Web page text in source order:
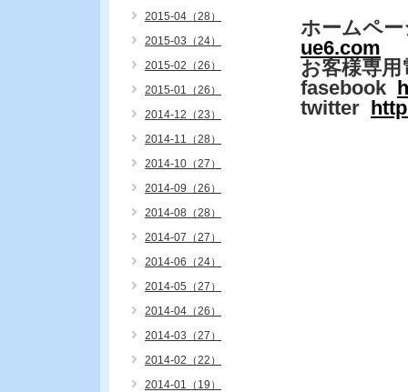
ホームペ
ue6.com
お客様専用
fasebook
twitter
2015-04（28）
2015-03（24）
2015-02（26）
2015-01（26）
2014-12（23）
2014-11（28）
2014-10（27）
2014-09（26）
2014-08（28）
2014-07（27）
2014-06（24）
2014-05（27）
2014-04（26）
2014-03（27）
2014-02（22）
2014-01（19）